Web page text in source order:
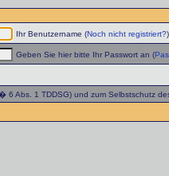
Ihr Benutzername (Noch nicht registriert?)
Geben Sie hier bitte Ihr Passwort an (
6 Abs. 1 TDDSG) und zum Selbstschutz